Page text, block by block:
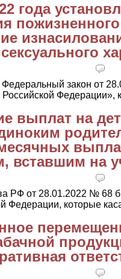
года
Федеральный закон от
Федерации»,
выплат на
вставшим на
РФ от 28.01.2022 № 68
Федерации, которые